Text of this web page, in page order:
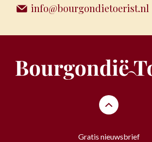
info@bourgondietoerist.nl
Gratis nieuwsbrief